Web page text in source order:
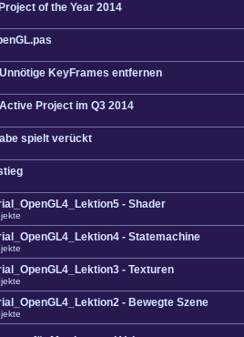
of the Year 2014
KeyFrames entfernen
Project im Q3 2014
spielt verückt
- Shader
- Statemachine
- Texturen
- Bewegte Szene